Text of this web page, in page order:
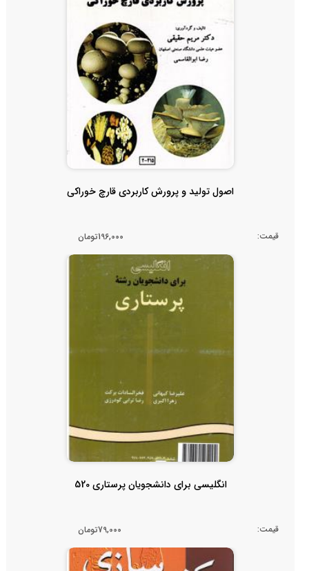
اصول تولید و پرورش کاربردی قارچ خوراکی
قیمت: 196,000تومان
انگلیسی برای دانشجویان پرستاری 520
قیمت: 79,000تومان